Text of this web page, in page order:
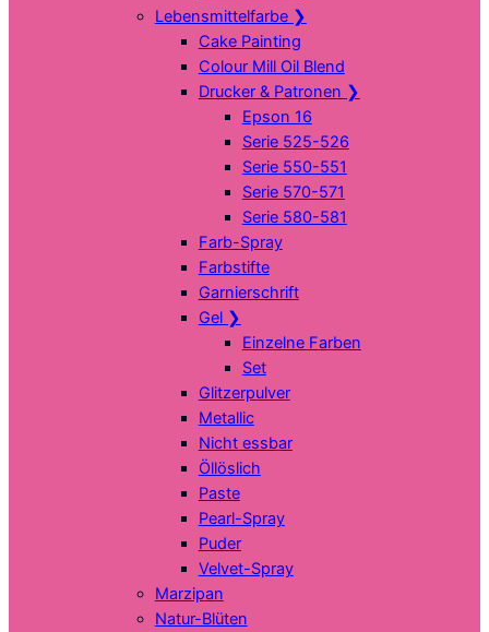
Lebensmittelfarbe ❯
Cake Painting
Colour Mill Oil Blend
Drucker & Patronen ❯
Epson 16
Serie 525-526
Serie 550-551
Serie 570-571
Serie 580-581
Farb-Spray
Farbstifte
Garnierschrift
Gel ❯
Einzelne Farben
Set
Glitzerpulver
Metallic
Nicht essbar
Öllöslich
Paste
Pearl-Spray
Puder
Velvet-Spray
Marzipan
Natur-Blüten